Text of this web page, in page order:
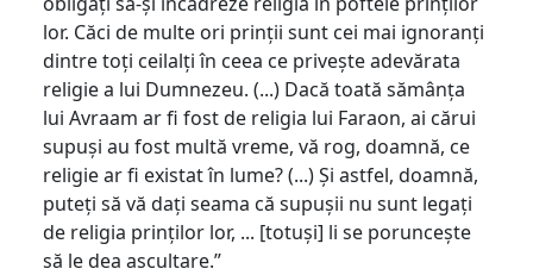
lor. Căci de multe ori prinții sunt cei mai ignoranți
dintre toți ceilalți în ceea ce privește adevărata
religie a lui Dumnezeu. (...) Dacă toată sămânța
lui Avraam ar fi fost de religia lui Faraon, ai cărui
supuși au fost multă vreme, vă rog, doamnă, ce
religie ar fi existat în lume? (...) Și astfel, doamnă,
puteți să vă dați seama că supușii nu sunt legați
de religia prinților lor, ... [totuși] li se poruncește
să le dea ascultare.”